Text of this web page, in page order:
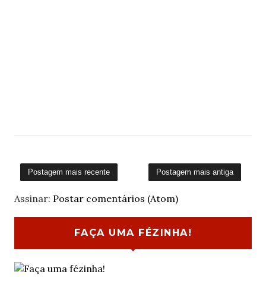
Postagem mais recente Postagem mais antiga
Assinar: Postar comentários (Atom)
FAÇA UMA FÉZINHA!